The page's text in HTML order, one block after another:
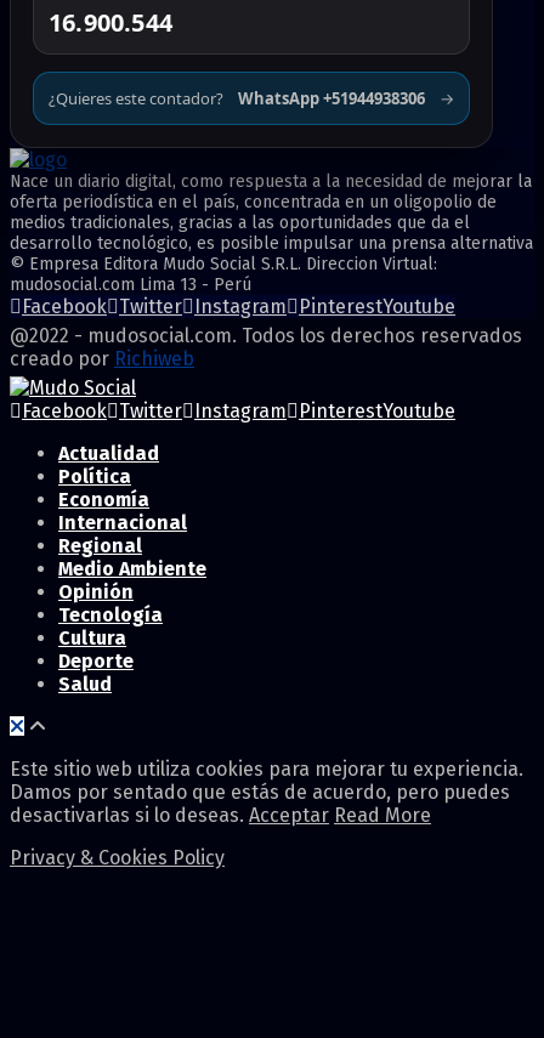
16.900.544
¿Quieres este contador? WhatsApp +51944938306 →
Nace un diario digital, como respuesta a la necesidad de mejorar la
oferta periodística en el país, concentrada en un oligopolio de
medios tradicionales, gracias a las oportunidades que da el
desarrollo tecnológico, es posible impulsar una prensa alternativa
© Empresa Editora Mudo Social S.R.L. Direccion Virtual:
mudosocial.com Lima 13 - Perú
Facebook Twitter Instagram PinterestYoutube
@2022 - mudosocial.com. Todos los derechos reservados
creado por Richiweb
Facebook Twitter Instagram PinterestYoutube
Actualidad
Política
Economía
Internacional
Regional
Medio Ambiente
Opinión
Tecnología
Cultura
Deporte
Salud
Este sitio web utiliza cookies para mejorar tu experiencia.
Damos por sentado que estás de acuerdo, pero puedes
desactivarlas si lo deseas. Acceptar Read More
Privacy & Cookies Policy